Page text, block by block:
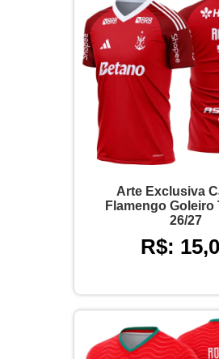
Arte Exclusiva
Flamengo Goleiro
26/27
R$: